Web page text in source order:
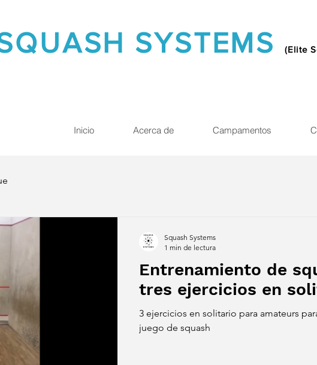
SYSTEMS (Elite
Inicio Acerca de Campamentos
Entrenamiento de
tres ejercicios en
3 ejercicios en solitario para amateurs
juego de squash
Squash Systems
1 min de lectura